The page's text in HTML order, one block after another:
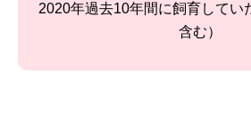
2020年過去10年間に飼育して
含む）